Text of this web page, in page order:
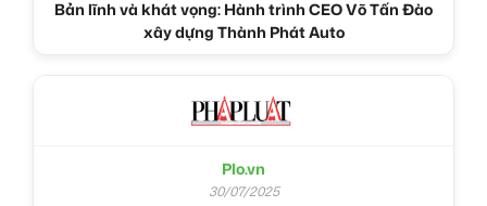
Bản lĩnh và khát vọng: Hành trình CEO Võ Tấn Đào
xây dựng Thành Phát Auto
Plo.vn
30/07/2025